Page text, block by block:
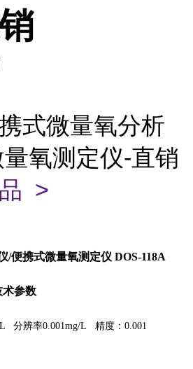
式微量氧分析
氧测定仪-直销
>
/便携式微量氧测定仪 DOS-118A
术参数
L 分辨率0.001mg/L 精度： 0.001